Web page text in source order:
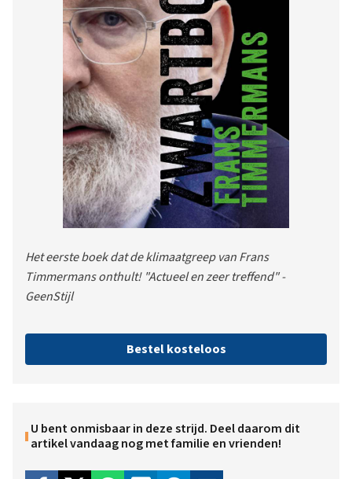
Het eerste boek dat de klimaatgreep van Frans
Timmermans onthult! "Actueel en zeer treffend" -
GeenStijl
Bestel kosteloos
U bent onmisbaar in deze strijd. Deel daarom dit
artikel vandaag nog met familie en vrienden!